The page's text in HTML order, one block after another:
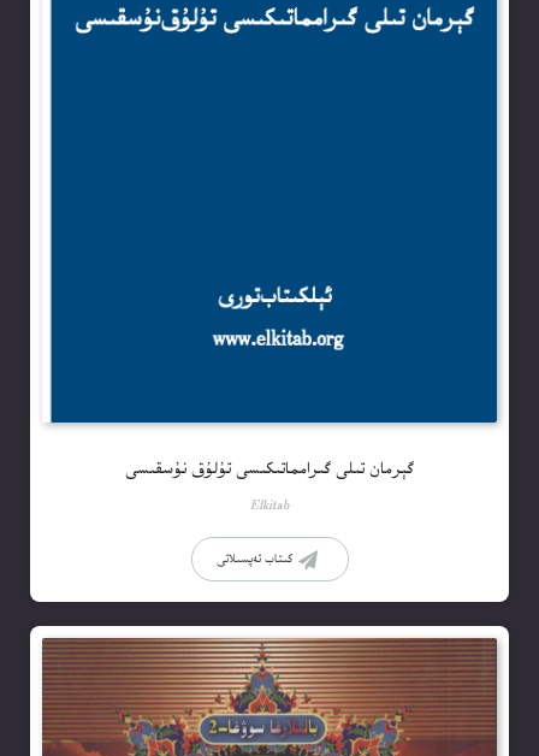
گېرمان تىلى گىرامماتىكىسى تۇلۇق نۇسقىسى
Elkitab
كىتاب تەپسىلاتى